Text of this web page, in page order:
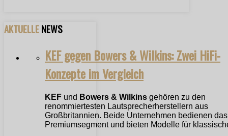
AKTUELLENEWS
KEF gegen Bowers & Wilkins: Zwei HiFi-
Konzepte im Vergleich
KEF und Bowers & Wilkins gehören zu den
renommiertesten Lautsprecherherstellern aus
Großbritannien. Beide Unternehmen bedienen das
Premiumsegment und bieten Modelle für